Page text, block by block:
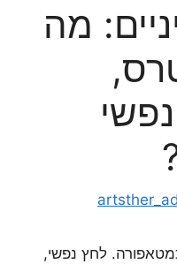
מה
לחץ נפשי,